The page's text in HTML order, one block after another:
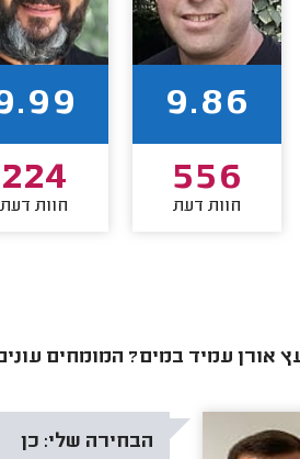
9.86
556
חוות דעת
224
חוות דעת
אורן עמיד במים? המומחים
הבחירה שלי: כן